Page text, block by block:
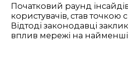
Початковий раунд
користувачів, став
Відтоді законодавці
вплив мережі на найменші